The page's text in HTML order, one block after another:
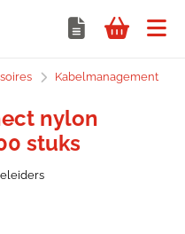
Kabelmanagement
nylon
stuks